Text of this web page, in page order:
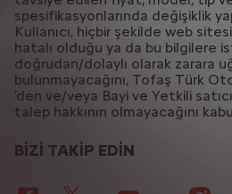
BİZİ TAKİP EDİN
spesifikasyonlarında değişiklik
Kullanıcı, hiçbir şekilde web
hatalı olduğu ya da bu bilgilere
doğrudan/dolaylı olarak zarara
bulunmayacağını, Tofaş Türk
’den ve/veya Bayi ve Yetkili
talep hakkının olmayacağını